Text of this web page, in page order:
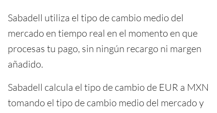
Sabadell utiliza el tipo de cambio medio del
mercado en tiempo real en el momento en que
procesas tu pago, sin ningún recargo ni margen
añadido.
Sabadell calcula el tipo de cambio de EUR a MXN
tomando el tipo de cambio medio del mercado y